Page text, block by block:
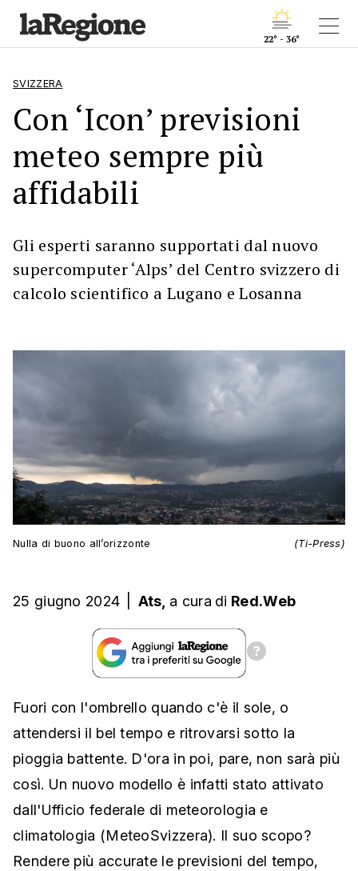
22° - 36°
SVIZZERA
Con ‘Icon’ previsioni
meteo sempre più
affidabili
Gli esperti saranno supportati dal nuovo
supercomputer ‘Alps’ del Centro svizzero di
calcolo scientifico a Lugano e Losanna
Nulla di buono all’orizzonte (Ti-Press)
25 giugno 2024 Ats, a cura di Red.Web
Fuori con l'ombrello quando c'è il sole, o
attendersi il bel tempo e ritrovarsi sotto la
pioggia battente. D'ora in poi, pare, non sarà più
così. Un nuovo modello è infatti stato attivato
dall'Ufficio federale di meteorologia e
climatologia (MeteoSvizzera). Il suo scopo?
Rendere più accurate le previsioni del tempo,